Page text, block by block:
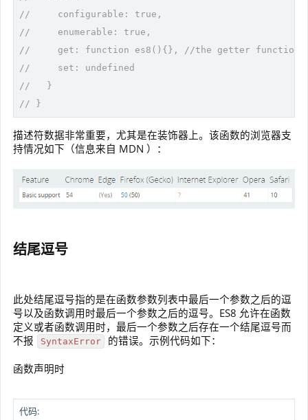
//     configurable: true,
//     enumerable: true,
//     get: function es8(){}, //the getter function
//     set: undefined
//   }
// }
描述符数据非常重要，尤其是在装饰器上。该函数的浏览器支
持情况如下（信息来自 MDN ）：
结尾逗号
此处结尾逗号指的是在函数参数列表中最后一个参数之后的逗
号以及函数调用时最后一个参数之后的逗号。ES8 允许在函数
定义或者函数调用时，最后一个参数之后存在一个结尾逗号而
不报
SyntaxError 的错误。示例代码如下：
函数声明时
代码: